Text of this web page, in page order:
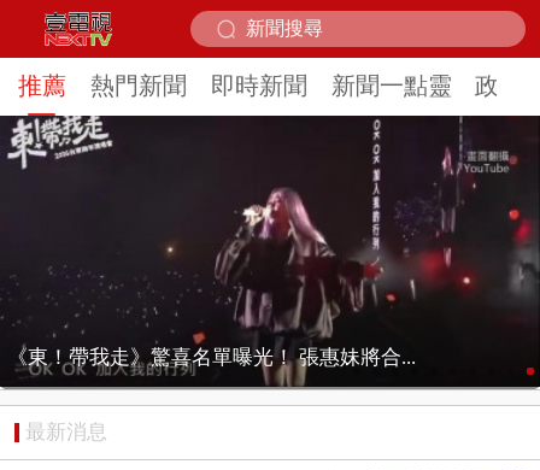
推薦 熱門新聞 即時新聞 新聞一點靈 政治
《東！帶我走》驚喜名單曝光！ 張惠妹將合...
最新消息